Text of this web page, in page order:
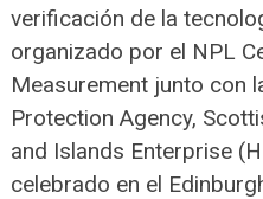
verificación de la
organizado por el NPL
Measurement junto con
Protection Agency,
and Islands Enterprise
celebrado en el